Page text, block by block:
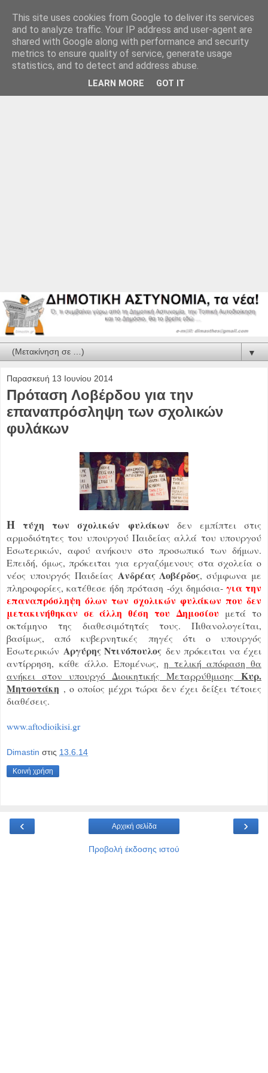
▼
Παρασκευή 13 Ιουνίου 2014
Πρόταση Λοβέρδου για την
επαναπρόσληψη των σχολικών
φυλάκων
Η τύχη των σχολικών φυλάκων δεν εμπίπτει στις
αρμοδιότητες του υπουργού Παιδείας αλλά του υπουργού
Εσωτερικών, αφού ανήκουν στο προσωπικό των δήμων.
Επειδή, όμως, πρόκειται για εργαζόμενους στα σχολεία ο
νέος υπουργός Παιδείας Ανδρέας Λοβέρδος, σύμφωνα με
πληροφορίες, κατέθεσε ήδη πρόταση -όχι δημόσια- για την
επαναπρόσληψη όλων των σχολικών φυλάκων που δεν
μετακινήθηκαν σε άλλη θέση τουΔημοσίου μετά το
οκτάμηνο της διαθεσιμότητάς τους. Πιθανολογείται,
βασίμως, από κυβερνητικές πηγές ότι ο υπουργός
Εσωτερικών Αργύρης Ντινόπουλος δεν πρόκειται να έχει
αντίρρηση, κάθε άλλο. Επομένως, η τελική απόφαση θα
ανήκει στον υπουργό Διοικητικής Μεταρρύθμισης Κυρ.
Μητσοτάκη , ο οποίος μέχρι τώρα δεν έχει δείξει τέτοιες
διαθέσεις.
www.aftodioikisi.gr
Dimastin στις 13.6.14
Κοινή χρήση
‹ ›
Αρχική σελίδα
Προβολή έκδοσης ιστού
This site uses cookies from Google to deliver its services
and to analyze traffic. Your IP address and user-agent are
shared with Google along with performance and security
metrics to ensure quality of service, generate usage
statistics, and to detect and address abuse.
LEARN MORE GOT IT